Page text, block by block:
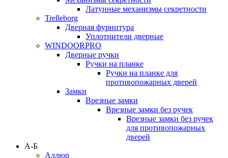
Латунные механизмы секретности
Trelleborg
Дверная фурнитура
Уплотнители дверные
WINDOORPRO
Дверные ручки
Ручки на планке
Ручки на планке для
противопожарных дверей
Замки
Врезные замки
Врезные замки без ручек
Врезные замки без ручек
для противопожарных
дверей
А-Б
Аллюр